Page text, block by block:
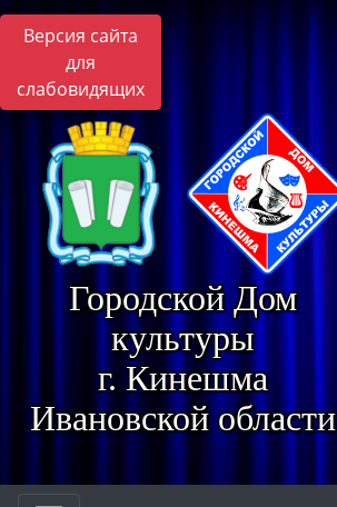
Версия сайта
для
слабовидящих
Городской Дом
культуры
г. Кинешма
Ивановской области